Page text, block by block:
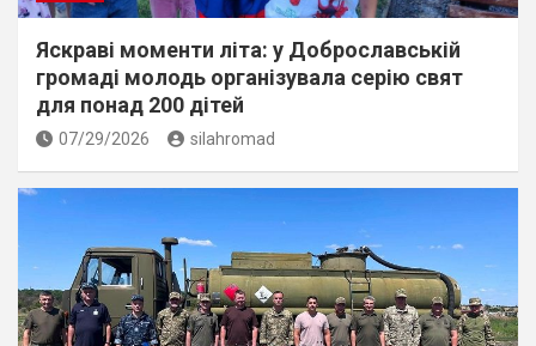
Яскраві моменти літа: у Доброславській
громаді молодь організувала серію свят
для понад 200 дітей
07/29/2026 silahromad